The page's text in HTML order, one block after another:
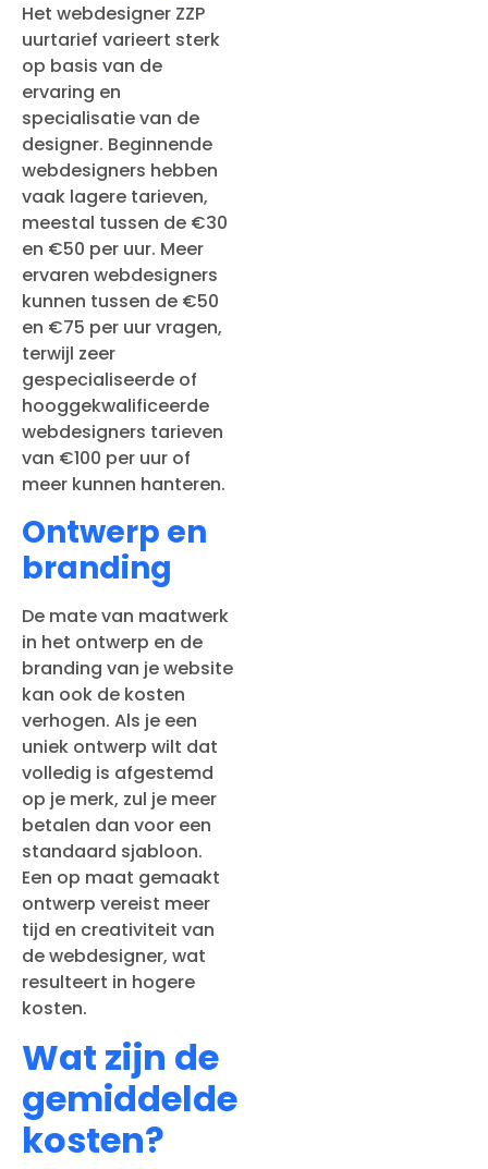
Het webdesigner ZZP
uurtarief varieert sterk
op basis van de
ervaring en
specialisatie van de
designer. Beginnende
webdesigners hebben
vaak lagere tarieven,
meestal tussen de €30
en €50 per uur. Meer
ervaren webdesigners
kunnen tussen de €50
en €75 per uur vragen,
terwijl zeer
gespecialiseerde of
hooggekwalificeerde
webdesigners tarieven
van €100 per uur of
meer kunnen hanteren.
Ontwerp en
branding
De mate van maatwerk
in het ontwerp en de
branding van je website
kan ook de kosten
verhogen. Als je een
uniek ontwerp wilt dat
volledig is afgestemd
op je merk, zul je meer
betalen dan voor een
standaard sjabloon.
Een op maat gemaakt
ontwerp vereist meer
tijd en creativiteit van
de webdesigner, wat
resulteert in hogere
kosten.
Wat zijn de
gemiddelde
kosten?